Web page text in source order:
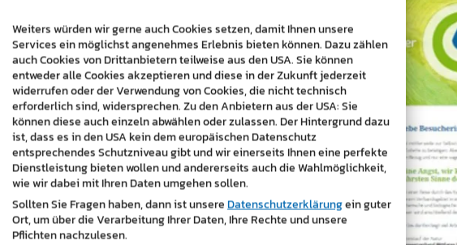
Weiters würden wir gerne auch Cookies setzen, damit Ihnen unsere
Services ein möglichst angenehmes Erlebnis bieten können. Dazu zählen
auch Cookies von Drittanbietern teilweise aus den USA. Sie können
entweder alle Cookies akzeptieren und diese in der Zukunft jederzeit
widerrufen oder der Verwendung von Cookies, die nicht technisch
erforderlich sind, widersprechen. Zu den Anbietern aus der USA: Sie
können diese auch einzeln abwählen oder zulassen. Der Hintergrund dazu
ist, dass es in den USA kein dem europäischen Datenschutz
entsprechendes Schutzniveau gibt und wir einerseits Ihnen eine perfekte
Dienstleistung bieten wollen und andererseits auch die Wahlmöglichkeit,
wie wir dabei mit Ihren Daten umgehen sollen.
Sollten Sie Fragen haben, dann ist unsereDatenschutzerklärungein guter
Ort, um über die Verarbeitung Ihrer Daten, Ihre Rechte und unsere
Pflichten nachzulesen.